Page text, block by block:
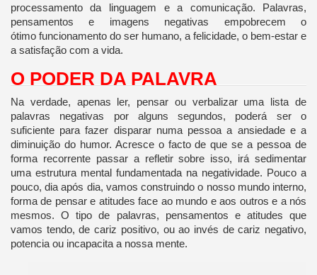
processamento da linguagem e a comunicação. Palavras,
pensamentos e imagens negativas empobrecem o
ótimo funcionamento do ser humano, a felicidade, o bem-estar e
a satisfação com a vida.
O PODER DA PALAVRA
Na verdade, apenas ler, pensar ou verbalizar uma lista de
palavras negativas por alguns segundos, poderá ser o
suficiente para fazer disparar numa pessoa a ansiedade e a
diminuição do humor. Acresce o facto de que se a pessoa de
forma recorrente passar a refletir sobre isso, irá sedimentar
uma estrutura mental fundamentada na negatividade. Pouco a
pouco, dia após dia, vamos construindo o nosso mundo interno,
forma de pensar e atitudes face ao mundo e aos outros e a nós
mesmos. O tipo de palavras, pensamentos e atitudes que
vamos tendo, de cariz positivo, ou ao invés de cariz negativo,
potencia ou incapacita a nossa mente.